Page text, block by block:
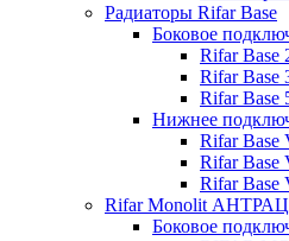
Радиаторы Rifar Base
Боковое
Rifar Base
Rifar Base
Rifar Base
Нижнее
Rifar Base
Rifar Base
Rifar Base
Rifar Monolit
Боковое